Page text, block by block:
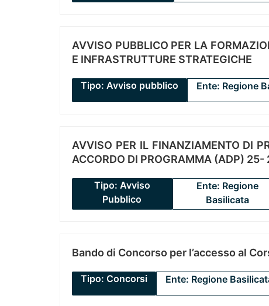
AVVISO PUBBLICO PER LA
E INFRASTRUTTURE STRATEGICHE
Tipo: Avviso pubblico Ente: Regione
AVVISO PER IL FINANZIAMENTO DI
ACCORDO DI PROGRAMMA (ADP) 25-
Tipo: Avviso
Pubblico
Ente: Regione
Basilicata
Bando di Concorso per l’accesso al
Tipo: Concorsi Ente: Regione